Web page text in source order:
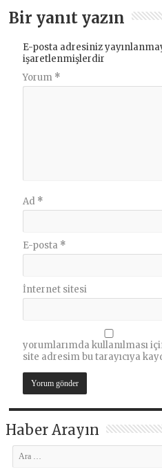
Bir yanıt yazın
E-posta adresiniz
işaretlenmişlerdir
Yorum *
Ad *
E-posta *
İnternet sitesi
yorumlarımda kullanılması
site adresim bu tarayıcıya
Haber Arayın